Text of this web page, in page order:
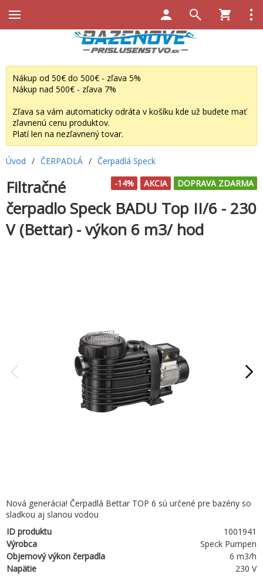
Nákup od 50€ do 500€ - zľava 5%
Nákup nad 500€ - zľava 7%
Zľava sa vám automaticky odráta v košíku kde už budete mať
zľavnenú cenu produktov.
Platí len na nezľavnený tovar.
Úvod / ČERPADLÁ / Čerpadlá Speck
DOPRAVA ZDARMA
AKCIA
-14%
Filtračné
čerpadlo Speck BADU Top II/6 - 230
V (Bettar) - výkon 6 m3/ hod
Nová generácia! Čerpadlá Bettar TOP 6 sú určené pre bazény so
sladkou aj slanou vodou
ID produktu
1001941
Výrobca
Speck Pumpen
Objemový výkon čerpadla
6 m3/h
Napätie
230 V